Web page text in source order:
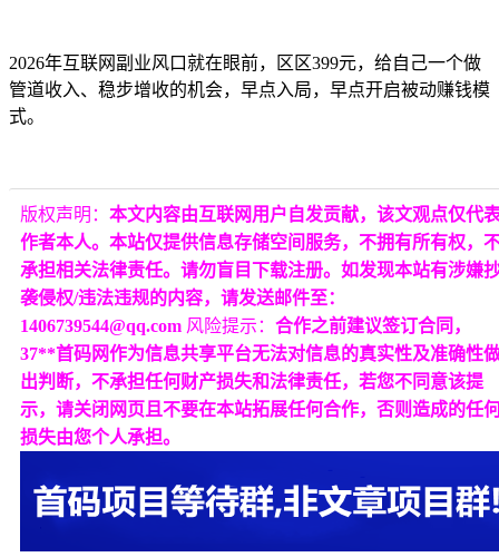
2026年互联网副业风口就在眼前，区区399元，给自己一个做
管道收入、稳步增收的机会，早点入局，早点开启被动赚钱模
式。
版权声明： 本文内容由互联网用户自发贡献，该文观点仅代
作者本人。本站仅提供信息存储空间服务，不拥有所有权，
承担相关法律责任。请勿盲目下载注册。如发现本站有涉嫌
袭侵权/违法违规的内容，请发送邮件至：
1406739544@qq.com 风险提示： 合作之前建议签订合同，
37**首码网作为信息共享平台无法对信息的真实性及准确性
出判断，不承担任何财产损失和法律责任，若您不同意该提
示，请关闭网页且不要在本站拓展任何合作，否则造成的任
损失由您个人承担。